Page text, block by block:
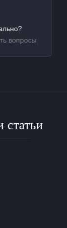
вопросы
статьи